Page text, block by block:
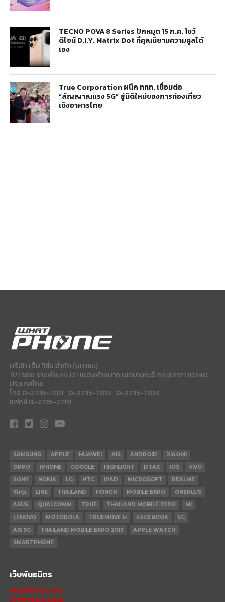
TECNO POVA 8 Series ปักหมุด 15 ก.ค. โชว์
ดีไซน์ D.I.Y. Matrix Dot ที่คุณนิยามความคูลได้
เอง
True Corporation ผนึก ททท. เชื่อมต่อ
“สัญญาณแรง 5G” สู่มิติใหม่ของการท่องเที่ยว
เชิงอาหารไทย
บริษัท เอ็ม วิชั่น จำกัด (มหาชน)
11/1 ซอย รามคำแหง 121 แขวงหัวหมาก เขตบางกะปี กรุงเทพฯ 10240
ประเทศไทย
โทร 0-2735-1201 , 0-2735-1202 , 0-2735-1204
แฟกซ์ 0-2735-2719.
SAMSUNG APPLE HUAWEI AIS ANDROID
XIAOMI
OPPO
IPHONE GOOGLE HIGHLIGHT DTAC IOS
VIVO
SONY
NOKIA LG HTC IPAD MICROSOFT
REALME
ซัมซุง
LINE THAILAND HONOR MOBILE EXPO
ONEPLUS
ASUS
QUALCOMM TRUE THAILAND MOBILE EXPO
MI
LENOVO
MOTOROLA TRUEMOVE H FACEBOOK
5G
AIS 5G
THAILAND MOBILE EXPO 2019
APPLE WATCH
SMARTPHONE
เว็บพันธมิตร
mxphone.com
stepextra.com